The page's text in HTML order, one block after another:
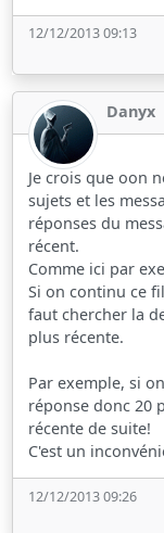
12/12/2013 09:13
Danyx
Je crois que oon
sujets et les
réponses du
récent.
Comme ici par
Si on continu ce
faut chercher la
plus récente.
Par exemple, si
réponse donc 20
récente de suite!
C'est un
12/12/2013 09:26